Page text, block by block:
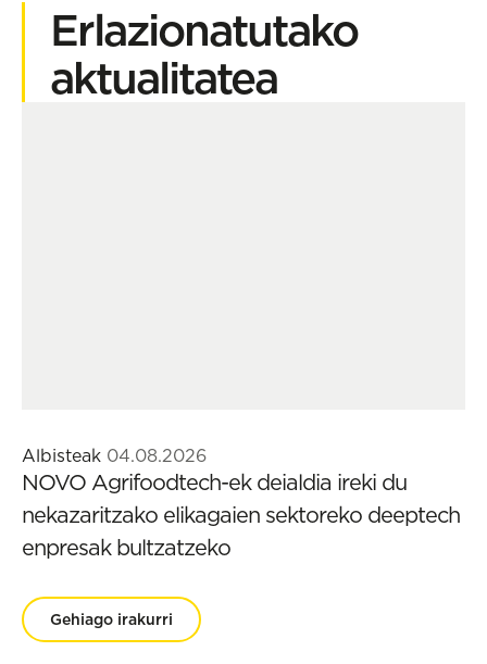
Erlazionatutako
aktualitatea
Albisteak 04.08.2026
NOVO Agrifoodtech-ek deialdia ireki du
nekazaritzako elikagaien sektoreko deeptech
enpresak bultzatzeko
Gehiago irakurri